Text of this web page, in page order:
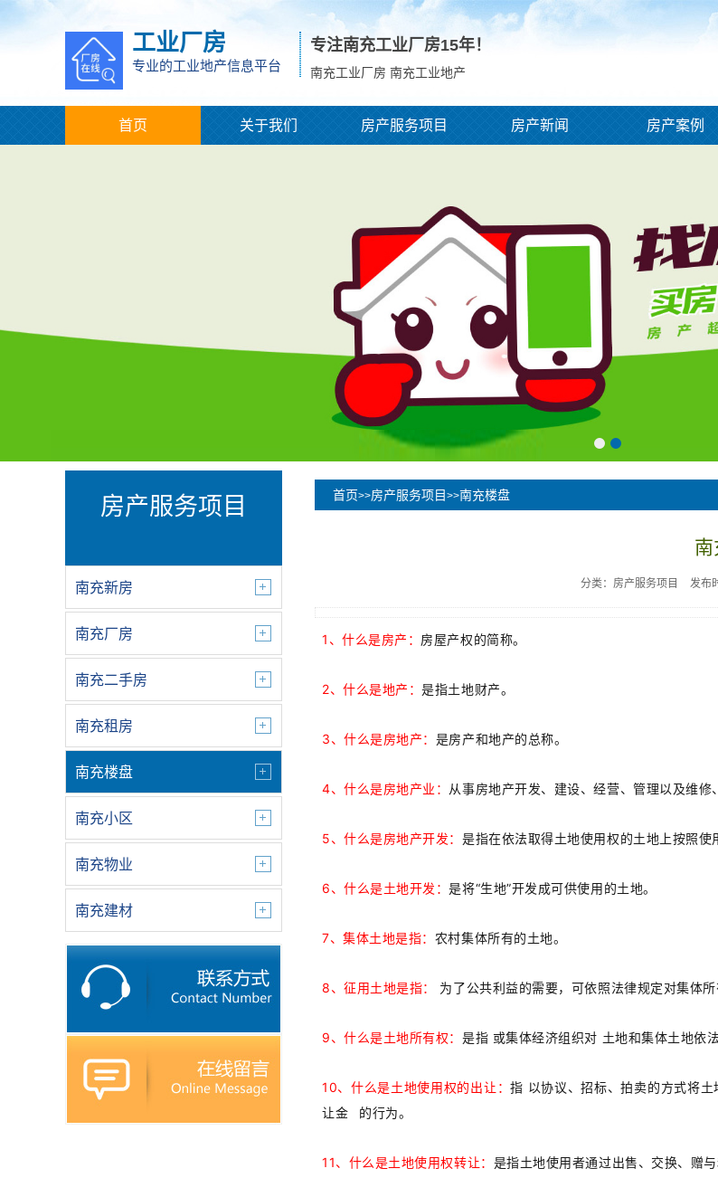
工业厂房
专业的工业地产信息平台
专注南充工业厂房15年！
南充工业厂房 南充工业地产
首页 关于我们 房产服务项目 房产新闻 房产案例
房产服务项目
南充新房
南充厂房
南充二手房
南充租房
南充楼盘
南充小区
南充物业
南充建材
首页>>房产服务项目 >>南充楼盘
南
分类：房产服务项目 发布
1 、什么是房产： 房屋产权的简称。
2、什么是地产：是指土地财产。
3 、什么是房地产： 是房产和地产的总称。
4、什么是房地产业： 从事房地产开发、建设、经营、管理以及维修
5 、什么是房地产开发： 是指在依法取得土地使用权的土地上按照使
6 、什么是土地开发：是将“生地”开发成可供使用的土地。
7、集体土地是指： 农村集体所有的土地。
8 、征用土地是指： 为了公共利益的需要，可依照法律规定对集体所
9 、什么是土地所有权： 是指 或集体经济组织对 土地和集体土地依
10、什么是土地使用权的出让：指 以协议、招标、拍卖的方式将
让金
的行为。
11、什么是土地使用权转让： 是指土地使用者通过出售、交换、赠